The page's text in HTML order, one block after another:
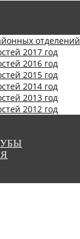
отделений
2017 год
2016 год
2015 год
2014 год
2013 год
2012 год